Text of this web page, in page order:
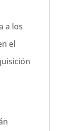
a los
el